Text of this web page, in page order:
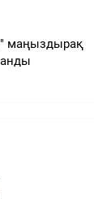
маңыздырақ